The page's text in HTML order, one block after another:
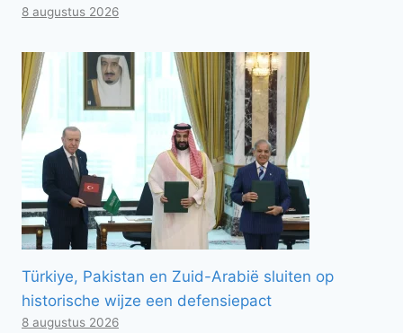
8 augustus 2026
Türkiye, Pakistan en Zuid-Arabië sluiten op
historische wijze een defensiepact
8 augustus 2026